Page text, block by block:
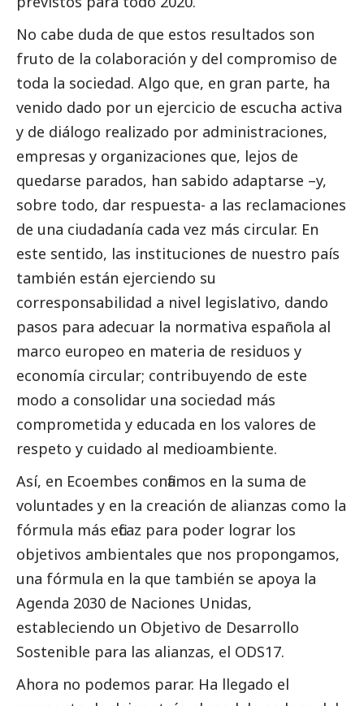
No cabe duda de que estos resultados son
fruto de la colaboración y del compromiso de
toda la sociedad. Algo que, en gran parte, ha
venido dado por un ejercicio de escucha activa
y de diálogo realizado por administraciones,
empresas y organizaciones que, lejos de
quedarse parados, han sabido adaptarse –y,
sobre todo, dar respuesta- a las reclamaciones
de una ciudadanía cada vez más circular. En
este sentido, las instituciones de nuestro país
también están ejerciendo su
corresponsabilidad a nivel legislativo, dando
pasos para adecuar la normativa española al
marco europeo en materia de residuos y
economía circular; contribuyendo de este
modo a consolidar una sociedad más
comprometida y educada en los valores de
respeto y cuidado al medioambiente.
Así, en Ecoembes confiamos en la suma de
voluntades y en la creación de alianzas como la
fórmula más eficaz para poder lograr los
objetivos ambientales que nos propongamos,
una fórmula en la que también se apoya la
Agenda 2030 de Naciones Unidas,
estableciendo un Objetivo de Desarrollo
Sostenible para las alianzas, el ODS17.
Ahora no podemos parar. Ha llegado el